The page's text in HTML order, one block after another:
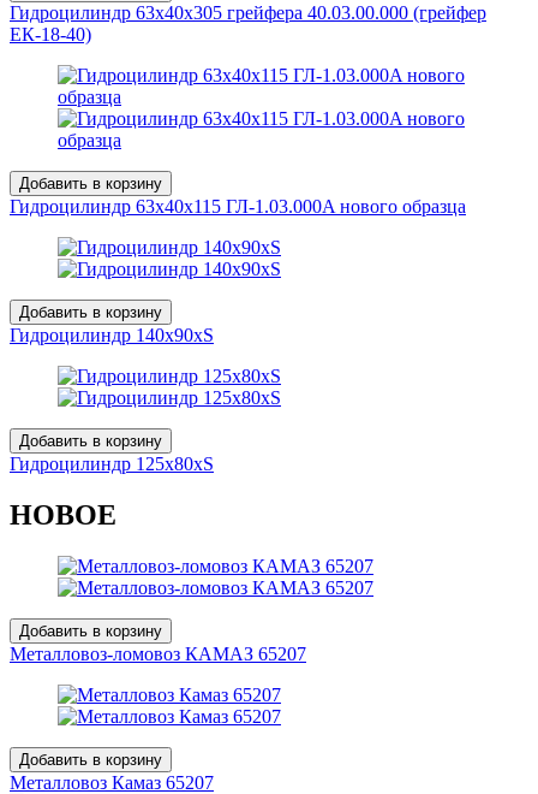
Гидроцилиндр 63x40х305 грейфера 40.03.00.000 (грейфер
ЕК-18-40)
Добавить в корзину
Гидроцилиндр 63x40х115 ГЛ-1.03.000A нового образца
Добавить в корзину
Гидроцилиндр 140х90хS
Добавить в корзину
Гидроцилиндр 125х80хS
НОВОЕ
Добавить в корзину
Металловоз-ломовоз КАМАЗ 65207
Добавить в корзину
Металловоз Камаз 65207